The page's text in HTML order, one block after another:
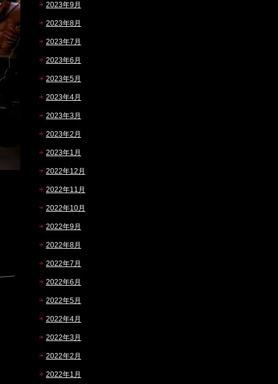
2023年9月
2023年8月
2023年7月
2023年6月
2023年5月
2023年4月
2023年3月
2023年2月
2023年1月
2022年12月
2022年11月
2022年10月
2022年9月
2022年8月
2022年7月
2022年6月
2022年5月
2022年4月
2022年3月
2022年2月
2022年1月